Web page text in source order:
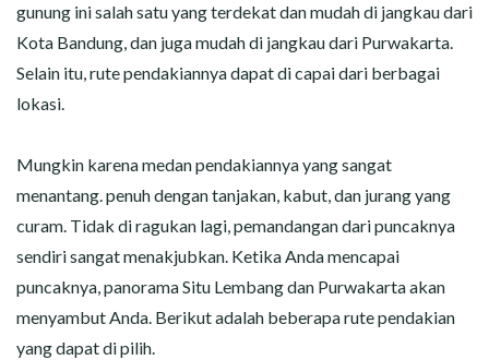
gunung ini salah satu yang terdekat dan mudah di jangkau dari
Kota Bandung, dan juga mudah di jangkau dari Purwakarta.
Selain itu, rute pendakiannya dapat di capai dari berbagai
lokasi.
Mungkin karena medan pendakiannya yang sangat
menantang. penuh dengan tanjakan, kabut, dan jurang yang
curam. Tidak di ragukan lagi, pemandangan dari puncaknya
sendiri sangat menakjubkan. Ketika Anda mencapai
puncaknya, panorama Situ Lembang dan Purwakarta akan
menyambut Anda. Berikut adalah beberapa rute pendakian
yang dapat di pilih.